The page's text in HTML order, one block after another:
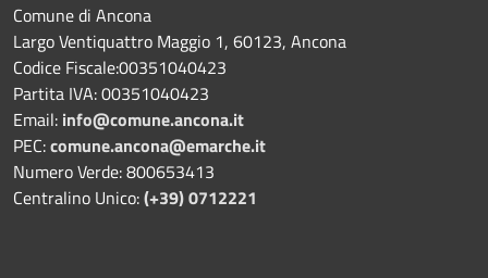
Comune di Ancona
Largo Ventiquattro Maggio 1, 60123, Ancona
Codice Fiscale:00351040423
Partita IVA: 00351040423
Email: info@comune.ancona.it
PEC:comune.ancona@emarche.it
Numero Verde: 800653413
Centralino Unico:(+39) 0712221